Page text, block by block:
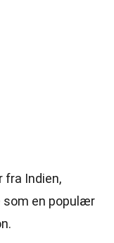
fra Indien,
som en populær